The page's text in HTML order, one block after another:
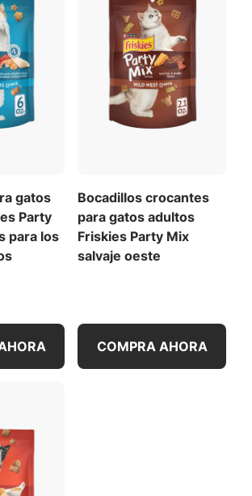
todos los ingredientes
completa de ingredientes (PDF)
la tabla de alimentación
gatos
Party
para los
Bocadillos crocantes
para gatos adultos
Friskies Party Mix
salvaje oeste
COMPRA AHORA